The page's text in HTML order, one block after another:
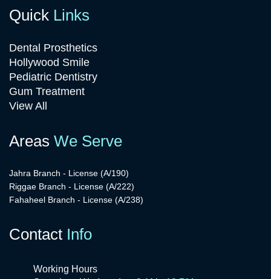
Quick Links
Dental Prosthetics
Hollywood Smile
Pediatric Dentistry
Gum Treatment
View All
Areas We Serve
Jahra Branch - License (A/190)
Riggae Branch - License (A/222)
Fahaheel Branch - License (A/238)
Contact Info
Working Hours